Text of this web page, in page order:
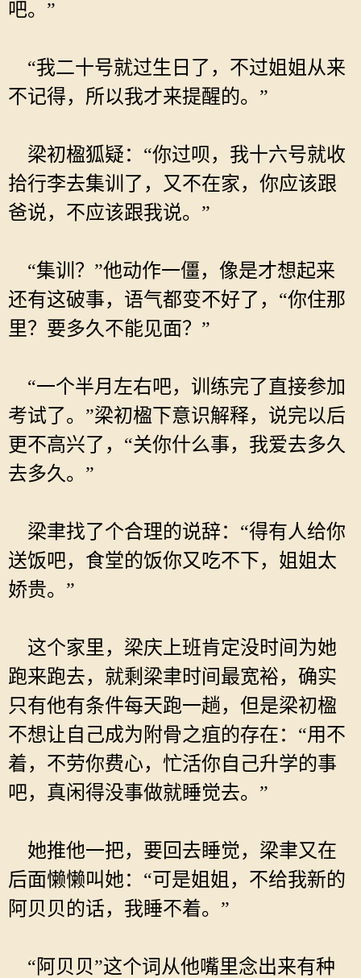
吧。”
“我二十号就过生日了，不过姐姐从来
不记得，所以我才来提醒的。”
梁初楹狐疑：“你过呗，我十六号就收
拾行李去集训了，又不在家，你应该跟
爸说，不应该跟我说。”
“集训？”他动作一僵，像是才想起来
还有这破事，语气都变不好了，“你住那
里？要多久不能见面？”
“一个半月左右吧，训练完了直接参加
考试了。”梁初楹下意识解释，说完以后
更不高兴了，“关你什么事，我爱去多久
去多久。”
梁聿找了个合理的说辞：“得有人给你
送饭吧，食堂的饭你又吃不下，姐姐太
娇贵。”
这个家里，梁庆上班肯定没时间为她
跑来跑去，就剩梁聿时间最宽裕，确实
只有他有条件每天跑一趟，但是梁初楹
不想让自己成为附骨之疽的存在：“用不
着，不劳你费心，忙活你自己升学的事
吧，真闲得没事做就睡觉去。”
她推他一把，要回去睡觉，梁聿又在
后面懒懒叫她：“可是姐姐，不给我新的
阿贝贝的话，我睡不着。”
“阿贝贝”这个词从他嘴里念出来有种